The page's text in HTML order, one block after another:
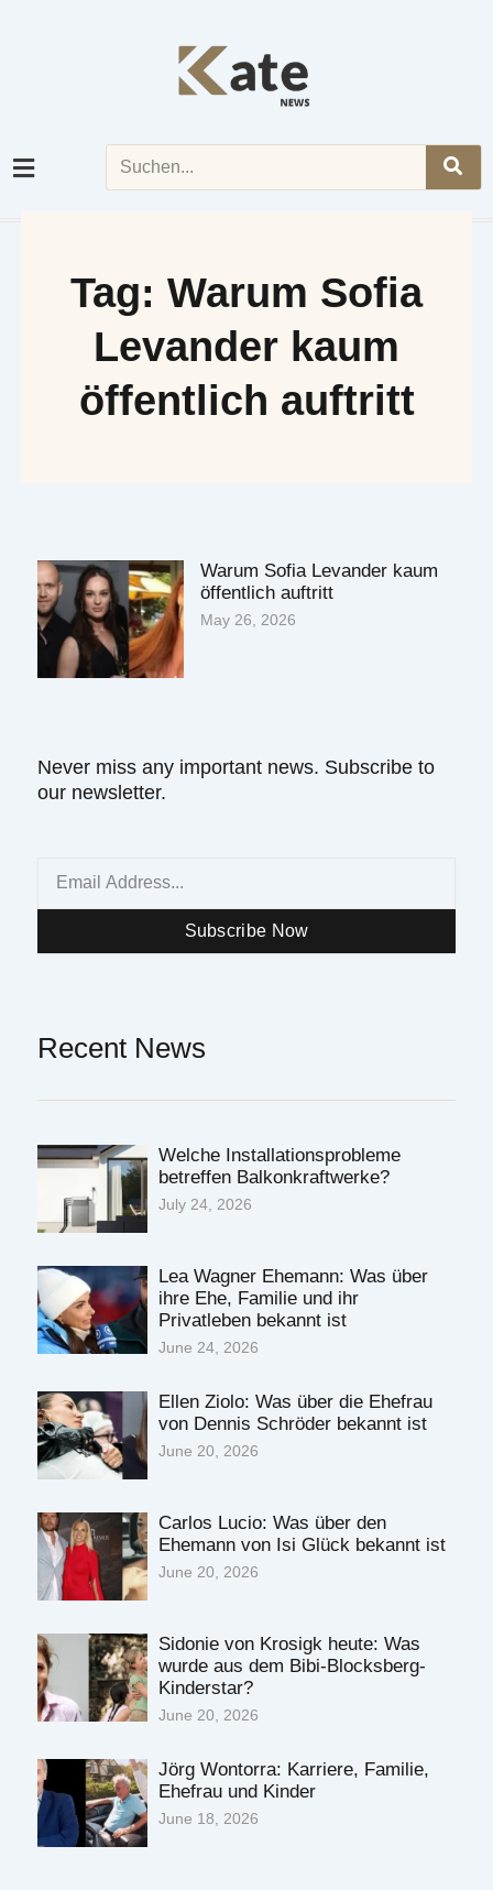
Tag: Warum Sofia
Levander kaum
öffentlich auftritt
Warum Sofia Levander kaum
öffentlich auftritt
May 26, 2026
Never miss any important news. Subscribe to
our newsletter.
Subscribe Now
Recent News
Welche Installationsprobleme
betreffen Balkonkraftwerke?
July 24, 2026
Lea Wagner Ehemann: Was über
ihre Ehe, Familie und ihr
Privatleben bekannt ist
June 24, 2026
Ellen Ziolo: Was über die Ehefrau
von Dennis Schröder bekannt ist
June 20, 2026
Carlos Lucio: Was über den
Ehemann von Isi Glück bekannt ist
June 20, 2026
Sidonie von Krosigk heute: Was
wurde aus dem Bibi-Blocksberg-
Kinderstar?
June 20, 2026
Jörg Wontorra: Karriere, Familie,
Ehefrau und Kinder
June 18, 2026